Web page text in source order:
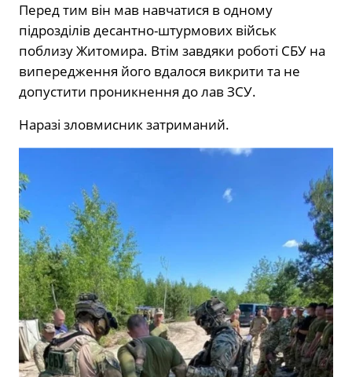
Перед тим він мав навчатися в одному
підрозділів десантно-штурмових військ
поблизу Житомира. Втім завдяки роботі СБУ на
випередження його вдалося викрити та не
допустити проникнення до лав ЗСУ.
Наразі зловмисник затриманий.